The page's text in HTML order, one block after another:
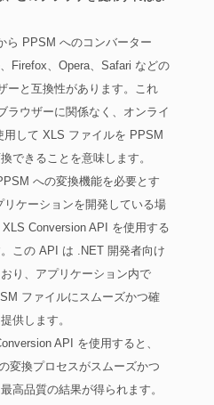
ら PPSM へのコンバーター
Firefox、Opera、Safari などの
ーと互換性があります。これ
ラウザーに関係なく、オンライ
用して XLS ファイルを PPSM
できることを意味します。
への変換機能を必要とす
リケーションを開発している場
Conversion API を使用する
この API は .NET 開発者向け
り、アプリケーション内で
ファイルにスムーズかつ確
供します。
API を使用すると、
変換プロセスがスムーズかつ
高品質の結果が得られます。